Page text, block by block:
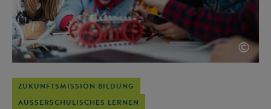
©
ZUKUNFTSMISSION BILDUNG
AUSSERSCHULISCHES LERNEN